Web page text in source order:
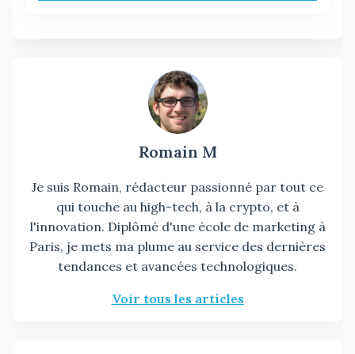
Romain M
Je suis Romain, rédacteur passionné par tout ce
qui touche au high-tech, à la crypto, et à
l'innovation. Diplômé d'une école de marketing à
Paris, je mets ma plume au service des dernières
tendances et avancées technologiques.
Voir tous les articles